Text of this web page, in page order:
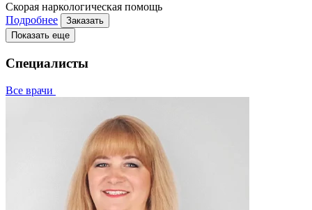
Скорая наркологическая помощь
Подробнее
Заказать
Показать еще
Специалисты
Все врачи